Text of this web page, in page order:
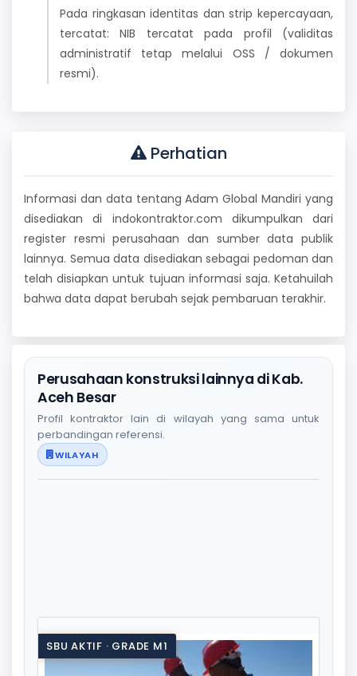
Pada ringkasan identitas dan strip kepercayaan,
tercatat: NIB tercatat pada profil (validitas
administratif tetap melalui OSS / dokumen
resmi).
Perhatian
Informasi dan data tentang Adam Global Mandiri yang
disediakan di indokontraktor.com dikumpulkan dari
register resmi perusahaan dan sumber data publik
lainnya. Semua data disediakan sebagai pedoman dan
telah disiapkan untuk tujuan informasi saja. Ketahuilah
bahwa data dapat berubah sejak pembaruan terakhir.
Perusahaan konstruksi lainnya di Kab.
Aceh Besar
Profil kontraktor lain di wilayah yang sama untuk
perbandingan referensi.
WILAYAH
SBU AKTIF · GRADE M1